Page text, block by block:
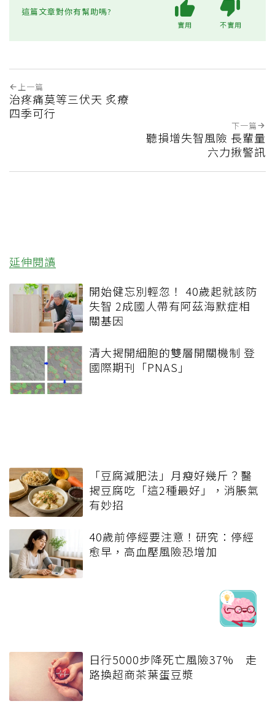
這篇文章對你有幫助嗎?
實用 不實用
上一篇
治疼痛莫等三伏天 炙療
四季可行
下一篇
聽損增失智風險 長輩量
六力揪警訊
延伸閱讀
開始健忘別輕忽！ 40歲起就該防
失智 2成國人帶有阿茲海默症相
關基因
清大揭開細胞的雙層開關機制 登
國際期刊「PNAS」
「豆腐減肥法」月瘦好幾斤？醫
揭豆腐吃「這2種最好」，消脹氣
有妙招
40歲前停經要注意！研究：停經
愈早，高血壓風險恐增加
日行5000步降死亡風險37% 走
路換超商茶葉蛋豆漿